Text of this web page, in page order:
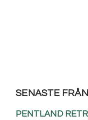
SENASTE
PENTLAND